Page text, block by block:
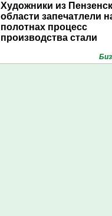
Художники из
области запечатлели
полотнах процесс
производства стали